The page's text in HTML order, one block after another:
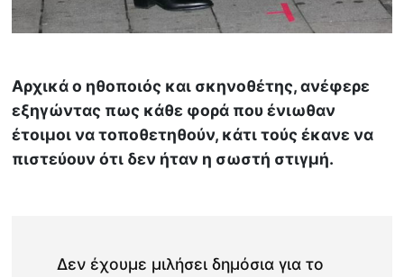
Aρχικά ο ηθοποιός και σκηνοθέτης, ανέφερε
εξηγώντας πως κάθε φορά που ένιωθαν
έτοιμοι να τοποθετηθούν, κάτι τούς έκανε να
πιστεύουν ότι δεν ήταν η σωστή στιγμή.
Δεν έχουμε μιλήσει δημόσια για το